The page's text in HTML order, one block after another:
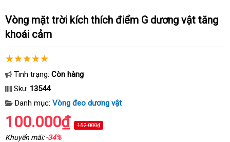
Vòng mặt trời kích thích điểm G dương vật tăng
khoái cảm
Tình trạng: Còn hàng
Sku: 13544
Danh mục: Vòng đeo dương vật
100.000₫ 152.000₫
Khuyến mãi:-34%